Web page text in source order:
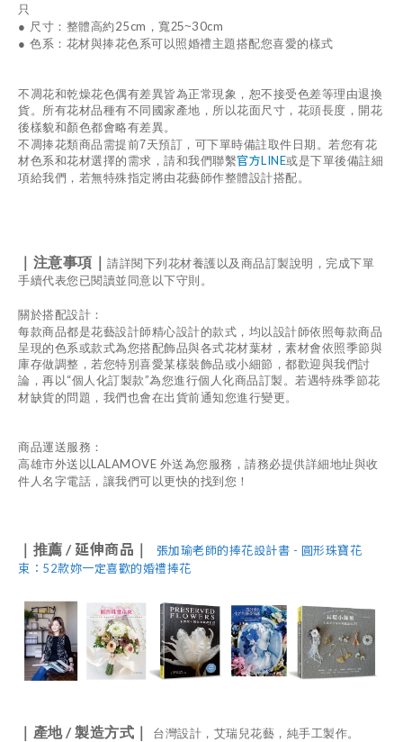
只
● 尺寸：整體高約 25cm ，寬25~30cm
● 色系： 花材與捧花色系可以照婚禮主題搭配您喜愛的樣式
不凋花和乾燥花色偶有差異皆為正常現象，恕不接受色差等理由退換
貨。 所有花材品種有不同國家產地，所以花面尺寸，花頭長度，開花
後樣貌和顏色都會略有差異。
不凋捧花類商品需提前7天預訂，可下單時備註取件日期。若您有花
材色系和花材選擇的需求，請和我們聯繫官方LINE或是下單後備註細
項給我們，若無特殊指定將由花藝師作整體設計搭配。
｜注意事項｜ 請詳閱下列花材養護以及商品訂製說明，完成下單
手續代表您已閱讀並同意以下守則。
關於搭配設計：
每款商品都是花藝設計師精心設計的款式，均以設計師依照每款商品
呈現的色系或款式為您搭配飾品與各式花材葉材，素材會依照季節與
庫存做調整，若您特別喜愛某樣裝飾品或小細節，都歡迎與我們討
論，再以“個人化訂製款”為您進行個人化商品訂製。若遇特殊季節花
材缺貨的問題，我們也會在出貨前通知您進行變更。
商品運送服務：
高雄市外送以LALAMOVE 外送為您服務，請務必提供詳細地址與收
件人名字電話，讓我們可以更快的找到您！
｜推薦 / 延伸商品
張加瑜老師的捧花設計書 - 圓形珠寶花
束：52款妳一定喜歡的婚禮捧花
｜產地/製造方式｜ 台灣設計，艾瑞兒花藝，純手工製作。